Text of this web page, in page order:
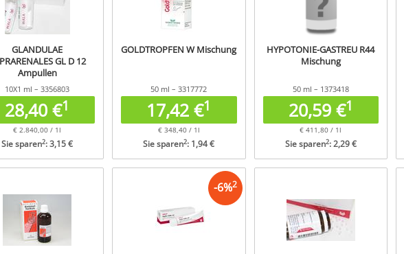
GLANDULAE
GL D 12
Ampullen
10X1 ml – 3356803
28,40 €1
€ 2.840,00 / 1l
Sie sparen2: 3,15 €
GOLDTROPFEN W Mischung
50 ml – 3317772
17,42 €1
€ 348,40 / 1l
Sie sparen2: 1,94 €
HYPOTONIE-GASTREU R44
Mischung
50 ml – 1373418
20,59 €1
€ 411,80 / 1l
Sie sparen2: 2,29 €
-6%2